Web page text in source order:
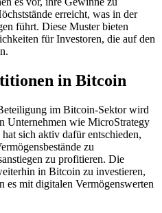
erreicht, was in der
führt. Diese Muster bieten
für Investoren, die auf den
in Bitcoin
im Bitcoin-Sektor wird
Unternehmen wie MicroStrategy
sich aktiv dafür entschieden,
zu
zu profitieren. Die
in Bitcoin zu investieren,
es mit digitalen Vermögenswerten